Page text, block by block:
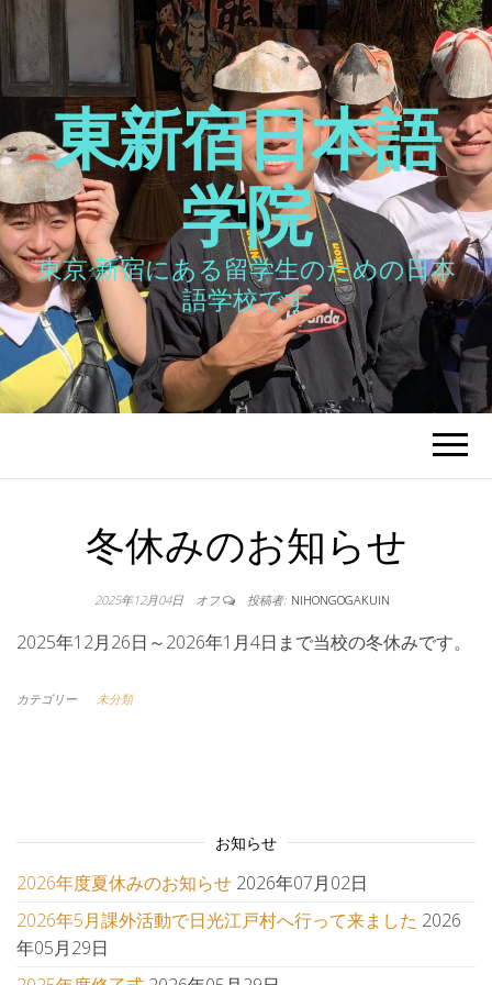
東新宿日本語
学院
東京 新宿にある留学生のための日本
語学校です
冬休みのお知らせ
2025年12月04日 オフ 投稿者: NIHONGOGAKUIN
2025年12月26日～2026年1月4日まで当校の冬休みです。
カテゴリー 未分類
お知らせ
2026年度夏休みのお知らせ 2026年07月02日
2026年5月課外活動で日光江戸村へ行って来ました 2026
年05月29日